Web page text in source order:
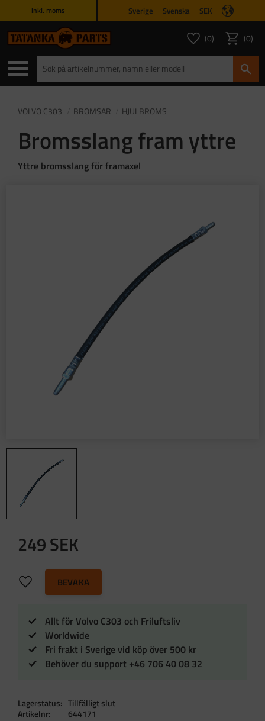
inkl. moms Sverige Svenska SEK
Favoriter
ANTAL
0 Kundvagn
0
VOLVO C303 BROMSAR HJULBROMS
Bromsslang fram yttre
Yttre bromsslang för framaxel
249SEK
Lägg till i favoriter
BEVAKA
Allt för Volvo C303 och Friluftsliv
Worldwide
Fri frakt i Sverige vid köp över 500 kr
Behöver du support +46 706 40 08 32
Lagerstatus
Tillfälligt slut
Artikelnr
644171